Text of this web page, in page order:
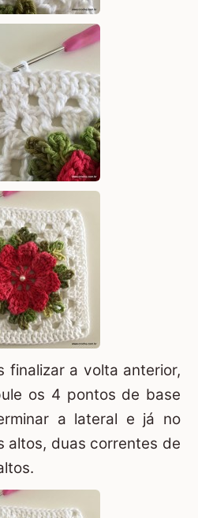
finalizar a volta anterior,
os 4 pontos de base
a lateral e já no
altos, duas correntes de